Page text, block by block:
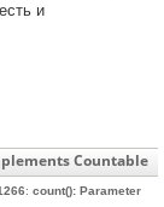
и
: count(): Parameter
Countable